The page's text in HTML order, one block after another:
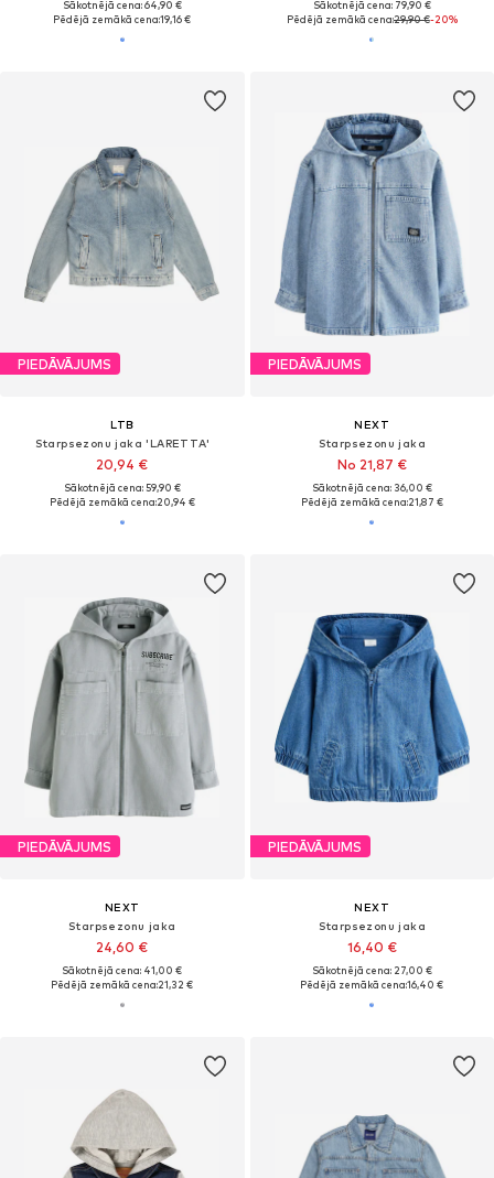
Sākotnējā cena: 64,90 €
Pēdējā zemākā cena:19,16 €
Sākotnējā cena: 79,90 €
Pēdējā zemākā cena:29,90 €-20%
PIEDĀVĀJUMS
LTB
Starpsezonu jaka 'LARETTA'
20,94 €
Sākotnējā cena: 59,90 €
Pēdējā zemākā cena:20,94 €
PIEDĀVĀJUMS
NEXT
Starpsezonu jaka
No 21,87 €
Sākotnējā cena: 36,00 €
Pēdējā zemākā cena:21,87 €
PIEDĀVĀJUMS
NEXT
Starpsezonu jaka
24,60 €
Sākotnējā cena: 41,00 €
Pēdējā zemākā cena:21,32 €
PIEDĀVĀJUMS
NEXT
Starpsezonu jaka
16,40 €
Sākotnējā cena: 27,00 €
Pēdējā zemākā cena:16,40 €